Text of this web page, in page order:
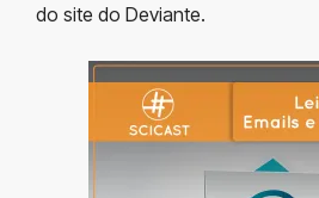
do site do Deviante.